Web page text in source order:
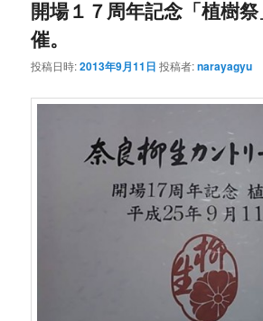
開場１７周年記念「植樹
催。
投稿日時:2013年9月11日 投稿者:narayagyu